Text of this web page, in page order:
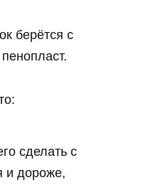
берётся с
сделать с
и дороже,